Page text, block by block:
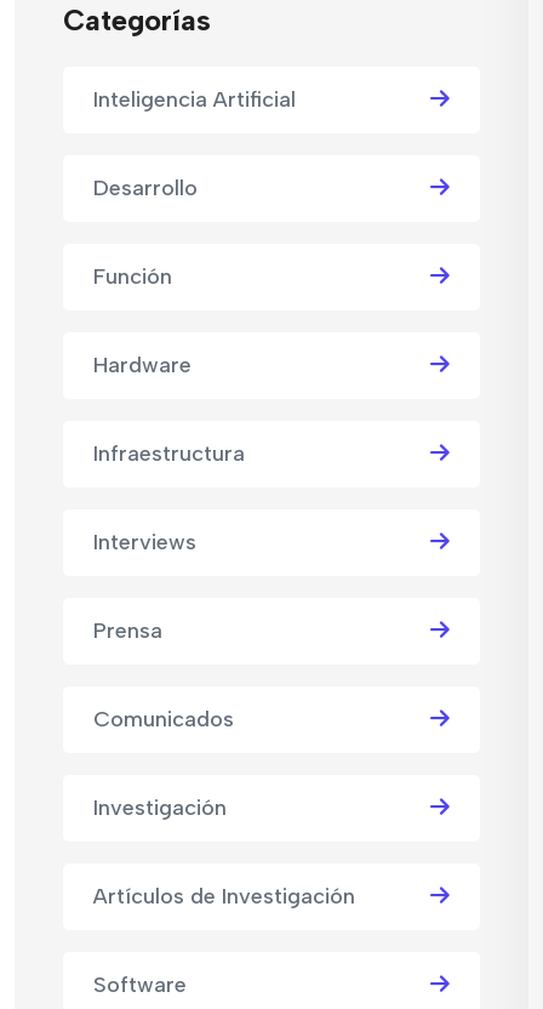
Categorías
Inteligencia Artificial
Desarrollo
Función
Hardware
Infraestructura
Interviews
Prensa
Comunicados
Investigación
Artículos de Investigación
Software